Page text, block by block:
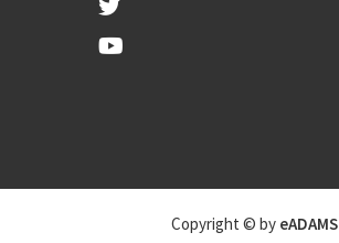
Copyright © by eADAMS